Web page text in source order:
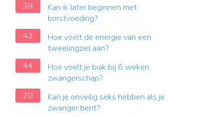
38
Kan ik later beginnen met
borstvoeding?
43
Hoe voelt de energie van een
tweelingziel aan?
44
Hoe voelt je buik bij 6 weken
zwangerschap?
20
Kan je onveilig seks hebben als je
zwanger bent?